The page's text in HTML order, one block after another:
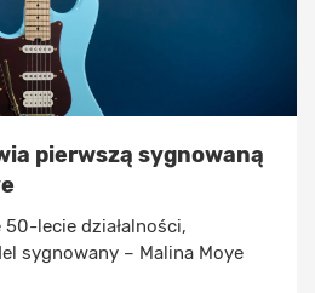
pierwszą sygnowaną
lecie działalności,
sygnowany – Malina Moye